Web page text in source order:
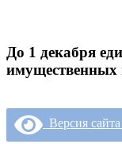
До 1 декабря
имущественных
Версия